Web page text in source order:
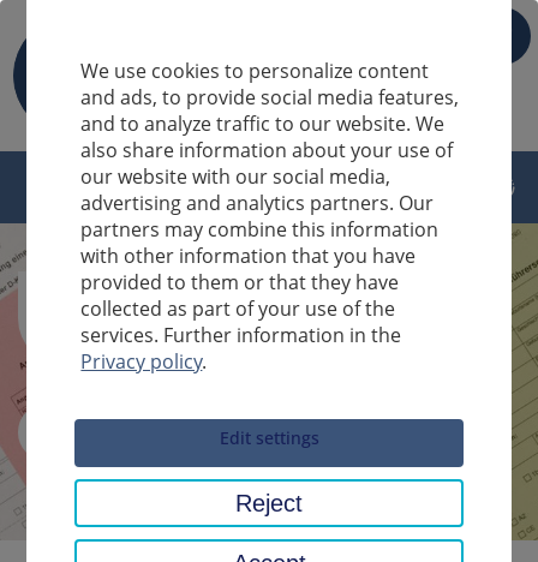
Sucheingabe
We use cookies to personalize content
and ads, to provide social media features,
and to analyze traffic to our website. We
also share information about your use of
our website with our social media,
advertising and analytics partners. Our
partners may combine this information
with other information that you have
provided to them or that they have
collected as part of your use of the
services. Further information in the
Privacy policy.
Edit settings
Reject